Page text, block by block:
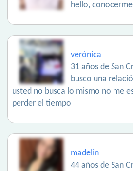
hello,
verónica
31 años de San
busco una
usted no busca lo mismo no me
perder el tiempo
madelin
44 años de San